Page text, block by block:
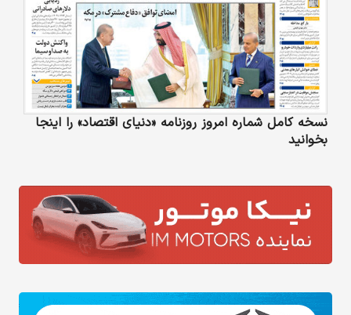
نسخه کامل شماره امروز روزنامه «دنیای‌ اقتصاد» را اینجا
بخوانید